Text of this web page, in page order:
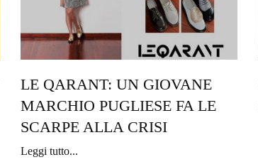
LE QARANT: UN GIOVANE
MARCHIO PUGLIESE FA LE
SCARPE ALLA CRISI
Leggi tutto...